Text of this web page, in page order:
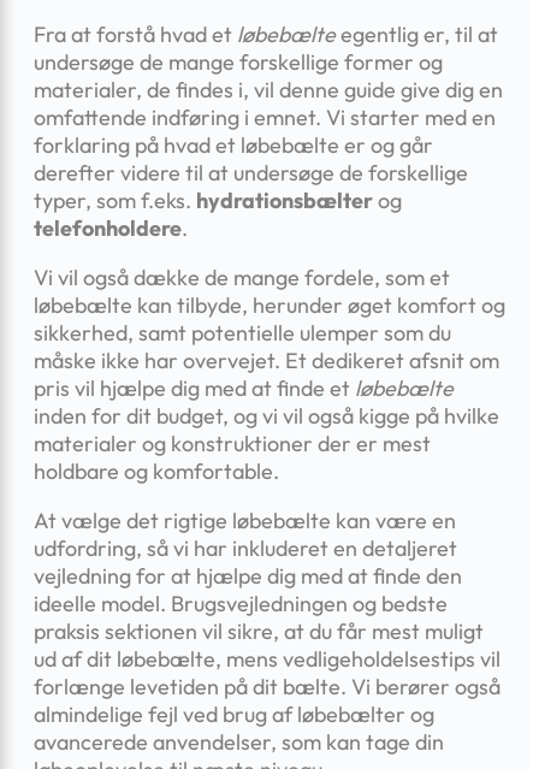
Fra at forstå hvad et løbebælteegentlig er, til at
undersøge de mange forskellige former og
materialer, de findes i, vil denne guide give dig en
omfattende indføring i emnet. Vi starter med en
forklaring på hvad et løbebælte er og går
derefter videre til at undersøge de forskellige
typer, som f.eks. hydrationsbælterog
telefonholdere.
Vi vil også dække de mange fordele, som et
løbebælte kan tilbyde, herunder øget komfort og
sikkerhed, samt potentielle ulemper som du
måske ikke har overvejet. Et dedikeret afsnit om
pris vil hjælpe dig med at finde et løbebælte
inden for dit budget, og vi vil også kigge på hvilke
materialer og konstruktioner der er mest
holdbare og komfortable.
At vælge det rigtige løbebælte kan være en
udfordring, så vi har inkluderet en detaljeret
vejledning for at hjælpe dig med at finde den
ideelle model. Brugsvejledningen og bedste
praksis sektionen vil sikre, at du får mest muligt
ud af dit løbebælte, mens vedligeholdelsestips vil
forlænge levetiden på dit bælte. Vi berører også
almindelige fejl ved brug af løbebælter og
avancerede anvendelser, som kan tage din